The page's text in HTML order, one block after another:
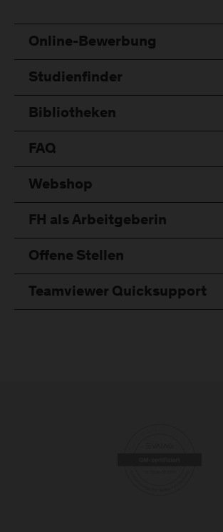
Online-Bewerbung
Studienfinder
Bibliotheken
FAQ
Webshop
FH als Arbeitgeberin
Offene Stellen
Teamviewer Quicksupport